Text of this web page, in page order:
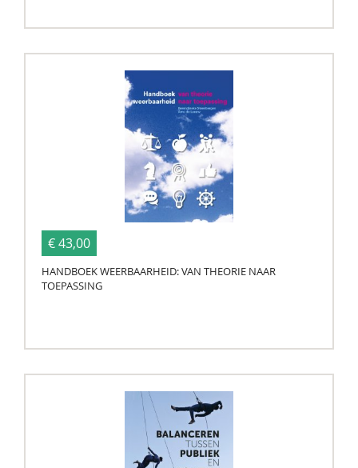
€ 43,00
HANDBOEK WEERBAARHEID: VAN THEORIE NAAR
TOEPASSING